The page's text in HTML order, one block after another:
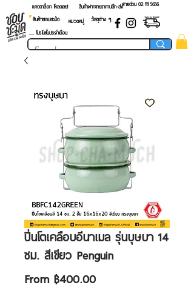
แคตตาล็อก โหลดเลย! สายด่วน 02 ​111 5656
สินค้าฝากขายราคาปลีก-ส่ง
สินค้าชอบชะมัด
หมวดหมู่
วัสดุต่าง ๆ
.... โปรโมชั่นประจำเดือน
ปิ่นโตเคลือบอีนาเมล รุ่นบุษบา 14​
ซม. สีเขียว Penguin
From ฿400.00Sale